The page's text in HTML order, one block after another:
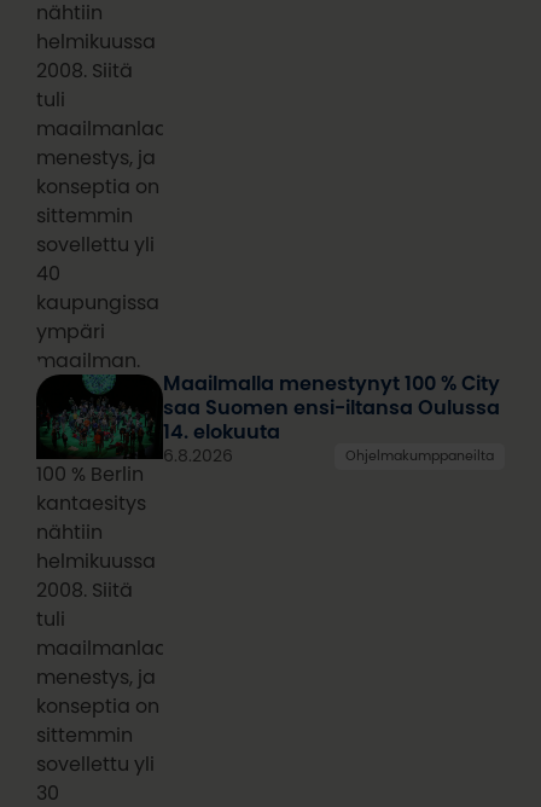
nähtiin
helmikuussa
2008. Siitä
tuli
maailmanlaajuinen
menestys, ja
konseptia on
sittemmin
sovellettu yli
40
kaupungissa
ympäri
maailman.
100 % Berlin
kantaesitys
nähtiin
helmikuussa
2008. Siitä
tuli
maailmanlaajuinen
menestys, ja
konseptia on
sittemmin
sovellettu yli
30
Maailmalla menestynyt 100 % City
saa Suomen ensi-iltansa Oulussa
14. elokuuta
6.8.2026 Ohjelmakumppaneilta